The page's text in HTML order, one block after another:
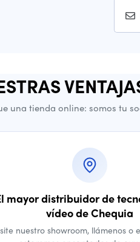
una tienda online: somos tu
mayor distribuidor de
vídeo de Chequia
nuestro showroom, llámenos o